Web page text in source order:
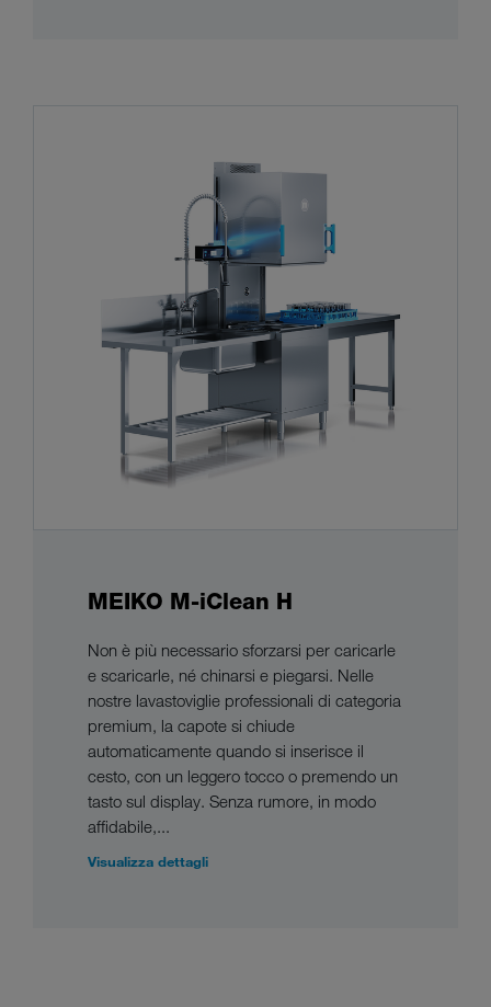
MEIKO M-iClean H
Non è più necessario sforzarsi per caricarle
e scaricarle, né chinarsi e piegarsi. Nelle
nostre lavastoviglie professionali di categoria
premium, la capote si chiude
automaticamente quando si inserisce il
cesto, con un leggero tocco o premendo un
tasto sul display. Senza rumore, in modo
affidabile,...
Visualizza dettagli